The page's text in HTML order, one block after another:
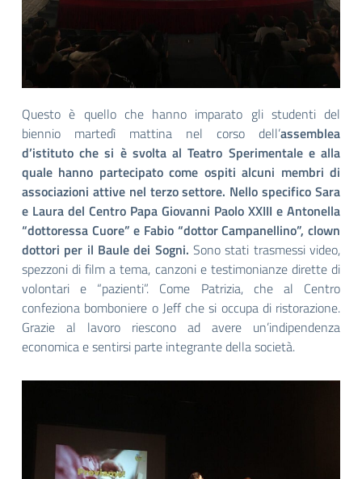
Questo è quello che hanno imparato gli studenti del
biennio martedì mattina nel corso dell’assemblea
d’istituto che si è svolta al Teatro Sperimentale e alla
quale hanno partecipato come ospiti alcuni membri di
associazioni attive nel terzo settore. Nello specifico Sara
e Laura del Centro Papa Giovanni Paolo XXIII e Antonella
“dottoressa Cuore” e Fabio “dottor Campanellino”, clown
dottori per il Baule dei Sogni. Sono stati trasmessi video,
spezzoni di film a tema, canzoni e testimonianze dirette di
volontari e “pazienti”. Come Patrizia, che al Centro
confeziona bomboniere o Jeff che si occupa di ristorazione.
Grazie al lavoro riescono ad avere un’indipendenza
economica e sentirsi parte integrante della società.